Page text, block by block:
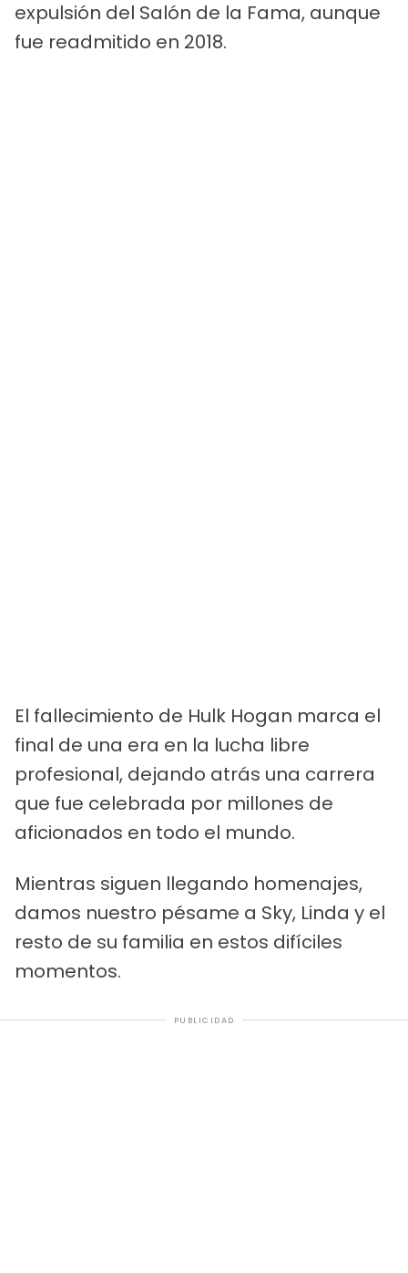
expulsión del Salón de la Fama, aunque
fue readmitido en 2018.
El fallecimiento de Hulk Hogan marca el
final de una era en la lucha libre
profesional, dejando atrás una carrera
que fue celebrada por millones de
aficionados en todo el mundo.
Mientras siguen llegando homenajes,
damos nuestro pésame a Sky, Linda y el
resto de su familia en estos difíciles
momentos.
PUBLICIDAD